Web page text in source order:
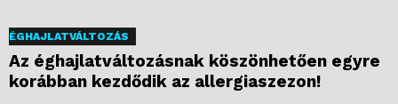
ÉGHAJLATVÁLTOZÁS
Az éghajlatváltozásnak köszönhetően egyre
korábban kezdődik az allergiaszezon!